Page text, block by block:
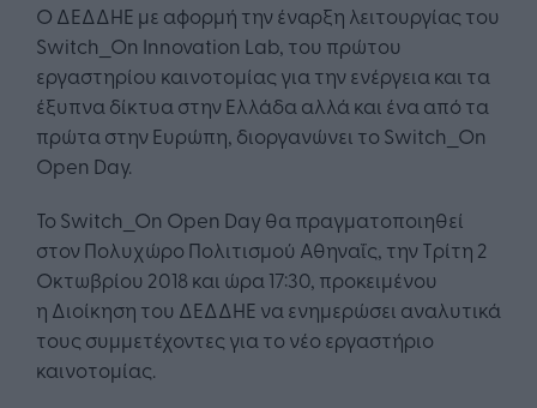
Ο ΔΕΔΔΗΕ με αφορμή την έναρξη λειτουργίας του
Switch_On Innovation Lab, του πρώτου
εργαστηρίου καινοτομίας για την ενέργεια και τα
έξυπνα δίκτυα στην Ελλάδα αλλά και ένα από τα
πρώτα στην Ευρώπη, διοργανώνει τo Switch_On
Open Day.
To Switch_On Open Day θα πραγματοποιηθεί
στον Πολυχώρο Πολιτισμού Αθηναΐς, την Τρίτη 2
Οκτωβρίου 2018 και ώρα 17:30, προκειμένου
η Διοίκηση του ΔΕΔΔΗΕ να ενημερώσει αναλυτικά
τους συμμετέχοντες για το νέο εργαστήριο
καινοτομίας.